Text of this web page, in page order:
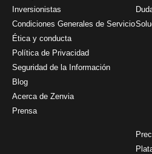
Inversionistas
Condiciones Generales de Servicio
Ética y conducta
Política de Privacidad
Seguridad de la Información
Blog
Acerca de Zenvia
Prensa